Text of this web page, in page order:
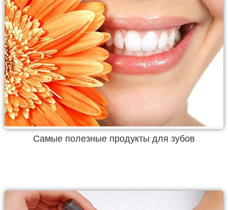
Самые полезные продукты для зубов